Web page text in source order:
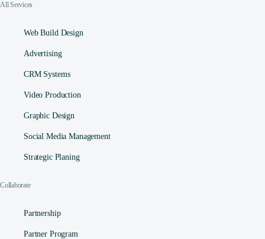
All Services
Web Build Design
Advertising
CRM Systems
Video Production
Graphic Design
Social Media Management​
Strategic Planing
Collaborate
Partnership
Partner Program